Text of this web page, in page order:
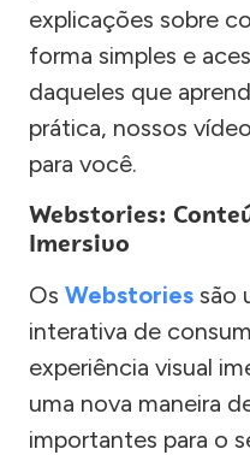
explicações sobre
forma simples e
daqueles que
prática, nossos
para você.
Webstories:
Imersivo
Os Webstories são
interativa de
experiência visual
uma nova maneira
importantes para o